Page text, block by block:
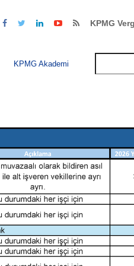
KPMG
KPMG Akademi